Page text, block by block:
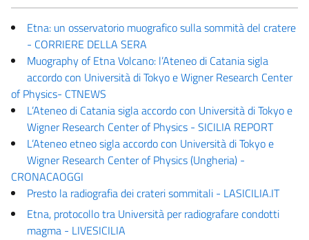
Etna: un osservatorio muografico sulla sommità del cratere
- CORRIERE DELLA SERA
Muography of Etna Volcano: l’Ateneo di Catania sigla
accordo con Università di Tokyo e Wigner Research Center
of Physics- CTNEWS
L’Ateneo di Catania sigla accordo con Università di Tokyo e
Wigner Research Center of Physics - SICILIA REPORT
L’Ateneo etneo sigla accordo con Università di Tokyo e
Wigner Research Center of Physics (Ungheria) -
CRONACAOGGI
Presto la radiografia dei crateri sommitali - LASICILIA.IT
Etna, protocollo tra Università per radiografare condotti
magma - LIVESICILIA